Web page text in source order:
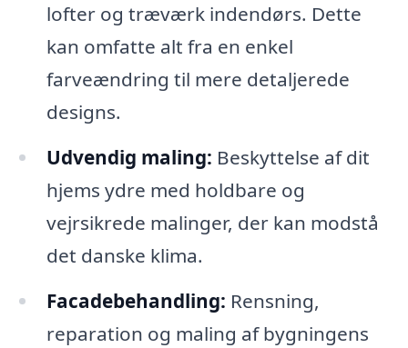
lofter og træværk indendørs. Dette
kan omfatte alt fra en enkel
farveændring til mere detaljerede
designs.
Udvendig maling: Beskyttelse af dit
hjems ydre med holdbare og
vejrsikrede malinger, der kan modstå
det danske klima.
Facadebehandling: Rensning,
reparation og maling af bygningens